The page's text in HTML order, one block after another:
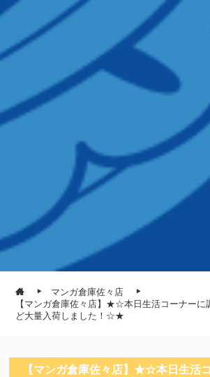
マンガ倉庫佐々店
【マンガ倉庫佐々店】★☆本日生活コーナーに
ど大量入荷しました！☆★
【マンガ倉庫佐々店】★☆本日生活